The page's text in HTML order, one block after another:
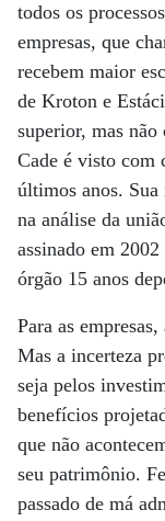
todos os
empresas, que
recebem maior
de Kroton e
superior, mas
Cade é visto com
últimos anos.
na análise da
assinado em
órgão 15 anos
Para as
Mas a incerteza
seja pelos
benefícios
que não
seu patrimônio.
passado de má